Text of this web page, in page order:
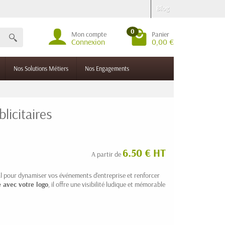
Blog
Mon compte
Connexion
0 Panier
0,00 €
Nos Solutions Métiers Nos Engagements
A partir de 6.50 € HT
dynamiser vos événements d'entreprise et renforcer
votre logo, il offre une visibilité ludique et mémorable